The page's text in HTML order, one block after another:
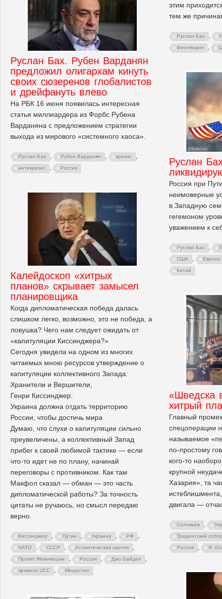
этим
тем же
Руслан Бах ,
Финляндия ,
Руслан Бах. Рубен Варданян
предложил олигархам кинуть
своих сюзеренов глобалистов
и дрейфануть влево
На РБК 16 июня появилась интересная
статья миллиардера из Форбс Рубена
Варданяна с предложением стратегии
выхода из мирового «системного хаоса».
Руслан Бах , Рубен Варданян , кризис ,
антикризис , Россия
Руслан
Россия при
неимоверные
в Западную
гегемоном
уважением к
Руслан Бах ,
США , Европа
Китай
Калейдоскоп «хитрых
планов» скрывает замысел
планировщика
Когда дипломатическая победа далась
слишком легко, возможно, это не победа, а
ловушка? Чего нам следует ожидать от
«капитуляции Киссинджера?»
Сегодня увидела на одном из многих
читаемых мною ресурсов утверждение о
капитуляции коллективного Запада:
Хранители и Вершители,
Генри Киссинджер:
Украина должна отдать территорию
России, чтобы достичь мира
Думаю, что слухи о капитуляции сильно
преувеличены, а коллективный Запад
прибег к своей любимой тактике — если
что-то идет не по плану, начинай
переговоры с противником. Как там
Макфол сказал — обман — это часть
дипломатической работы? За точность
цитаты не ручаюсь, но смысл передаю
верно.
Киссинджер , Путин , Украина , РФ ,
НАТО , СССР , Атлантическая хартия ,
Проект Межиморье , Россия , Джо Байден ,
правила UCC , Мишустин
«Шведска
хитрый
Главный
спецоперации
называемое
по-простому
кого-то
крупной
Хазария», та
двигала —
Соловьёв ,
Тридентский
Россия , R.